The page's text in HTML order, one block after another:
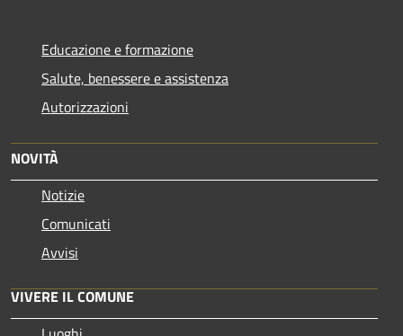
Educazione e formazione
Salute, benessere e assistenza
Autorizzazioni
NOVITÀ
Notizie
Comunicati
Avvisi
VIVERE IL COMUNE